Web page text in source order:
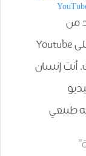
من
المشاهدات على Youtube
أنت إنسان
طبيعي
ثاني أكثر